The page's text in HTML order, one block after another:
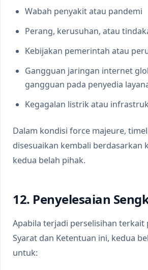
Wabah penyakit atau pandemi
Perang, kerusuhan, atau
Kebijakan pemerintah atau
Gangguan jaringan internet
gangguan pada penyedia
Kegagalan listrik atau
Dalam kondisi force majeure,
disesuaikan kembali berdasarkan
kedua belah pihak.
12. Penyelesaian
Apabila terjadi perselisihan terkait
Syarat dan Ketentuan ini, kedua
untuk: